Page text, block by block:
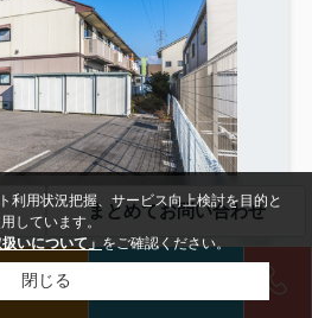
まとめてお問い合わせ
たい
利用状況把握、サービス向上検討を目的と
しています。
いについて」をご確認ください。
閉じる